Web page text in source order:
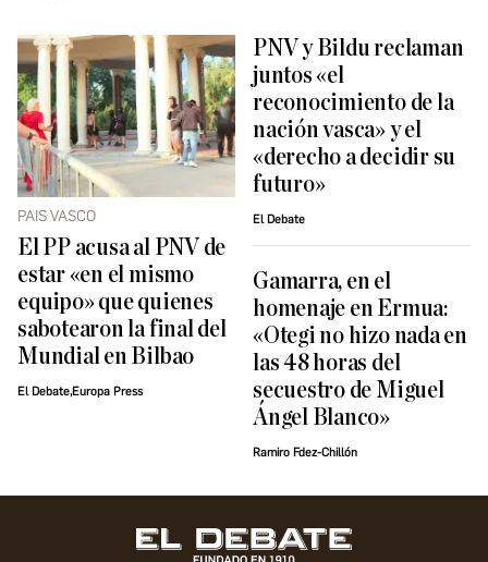
PAIS VASCO
El PP acusa al PNV de
estar «en el mismo
equipo» que quienes
sabotearon la final del
Mundial en Bilbao
El Debate,Europa Press
PNV y Bildu reclaman
juntos «el
reconocimiento de la
nación vasca» y el
«derecho a decidir su
futuro»
El Debate
Gamarra, en el
homenaje en Ermua:
«Otegi no hizo nada en
las 48 horas del
secuestro de Miguel
Ángel Blanco»
Ramiro Fdez-Chillón